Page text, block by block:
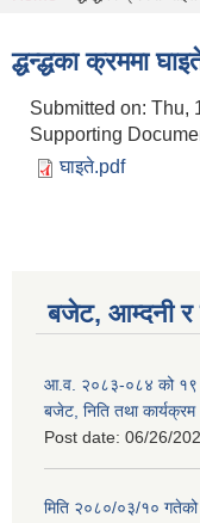
द्धन्द्धका क्रममा
Submitted on: Thu,
Supporting
घाइते.pdf
बजेट, आम्दनी र
आ.व. २०८३-०८४ को १९
बजेट, निति तथा कार्यक्रम
Post date: 06/26/
मिति २०८०/०३/१० गतेको